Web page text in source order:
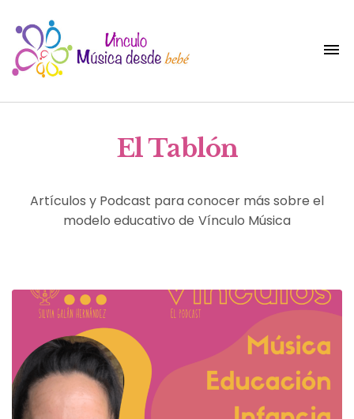
El Tablón
Artículos y Podcast para conocer más sobre el
modelo educativo de Vínculo Música